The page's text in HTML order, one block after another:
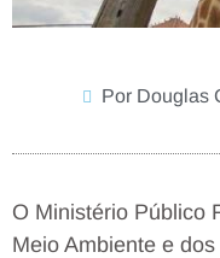
Por Douglas
O Ministério Público
Meio Ambiente e